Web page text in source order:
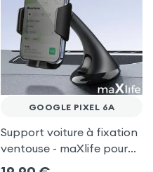
GOOGLE PIXEL 6A
Support voiture à fixation
ventouse - maXlife pour
Google Pixel 6a